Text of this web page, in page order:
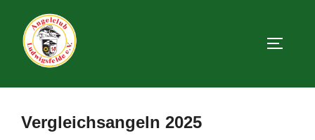
Inhalt
springen
Vergleichsangeln 2025